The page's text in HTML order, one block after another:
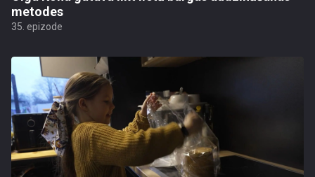
metodes
35. epizode